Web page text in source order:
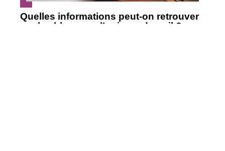
Quelles informations peut-on retrouver
sur les blogs sur l’univers du nail ?